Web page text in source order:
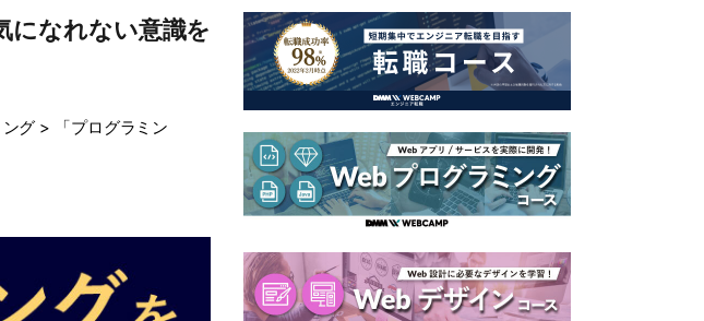
になれない意識を
グ >
「プログラミン